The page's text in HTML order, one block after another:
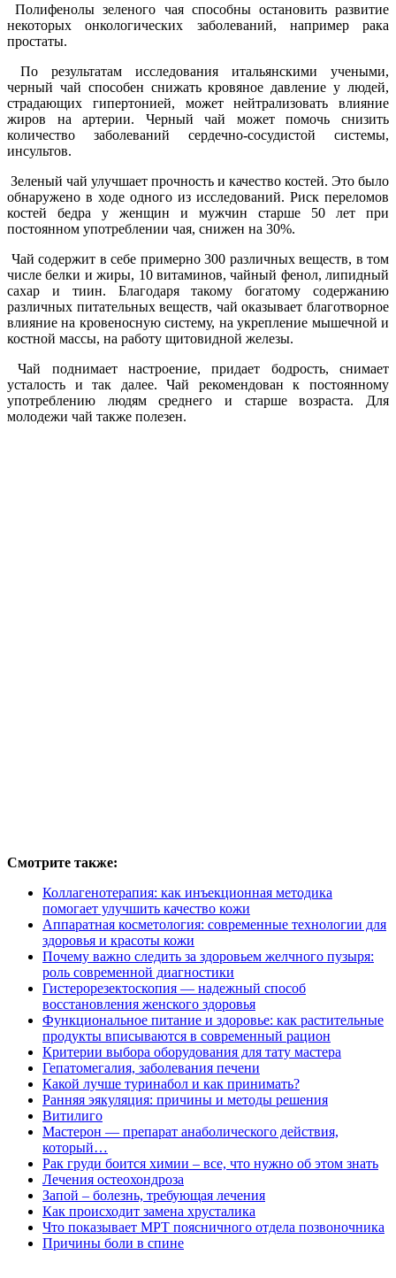
Полифенолы зеленого чая способны остановить развитие
некоторых онкологических заболеваний, например рака
простаты.
По результатам исследования итальянскими учеными,
черный чай способен снижать кровяное давление у людей,
страдающих гипертонией, может нейтрализовать влияние
жиров на артерии. Черный чай может помочь снизить
количество заболеваний сердечно-сосудистой системы,
инсультов.
Зеленый чай улучшает прочность и качество костей. Это было
обнаружено в ходе одного из исследований. Риск переломов
костей бедра у женщин и мужчин старше 50 лет при
постоянном употреблении чая, снижен на 30%.
Чай содержит в себе примерно 300 различных веществ, в том
числе белки и жиры, 10 витаминов, чайный фенол, липидный
сахар и тиин. Благодаря такому богатому содержанию
различных питательных веществ, чай оказывает благотворное
влияние на кровеносную систему, на укрепление мышечной и
костной массы, на работу щитовидной железы.
Чай поднимает настроение, придает бодрость, снимает
усталость и так далее. Чай рекомендован к постоянному
употреблению людям среднего и старше возраста. Для
молодежи чай также полезен.
Смотрите также:
Коллагенотерапия: как инъекционная методика
помогает улучшить качество кожи
Аппаратная косметология: современные технологии для
здоровья и красоты кожи
Почему важно следить за здоровьем желчного пузыря:
роль современной диагностики
Гистерорезектоскопия — надежный способ
восстановления женского здоровья
Функциональное питание и здоровье: как растительные
продукты вписываются в современный рацион
Критерии выбора оборудования для тату мастера
Гепатомегалия, заболевания печени
Какой лучше туринабол и как принимать?
Ранняя эякуляция: причины и методы решения
Витилиго
Мастерон — препарат анаболического действия,
который…
Рак груди боится химии – все, что нужно об этом знать
Лечения остеохондроза
Запой – болезнь, требующая лечения
Как происходит замена хрусталика
Что показывает МРТ поясничного отдела позвоночника
Причины боли в спине